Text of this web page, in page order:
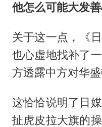
他怎么可能大发
关于这一点，《
也心虚地找补了
方透露中方对华盛
这恰恰说明了日
扯虎皮拉大旗的